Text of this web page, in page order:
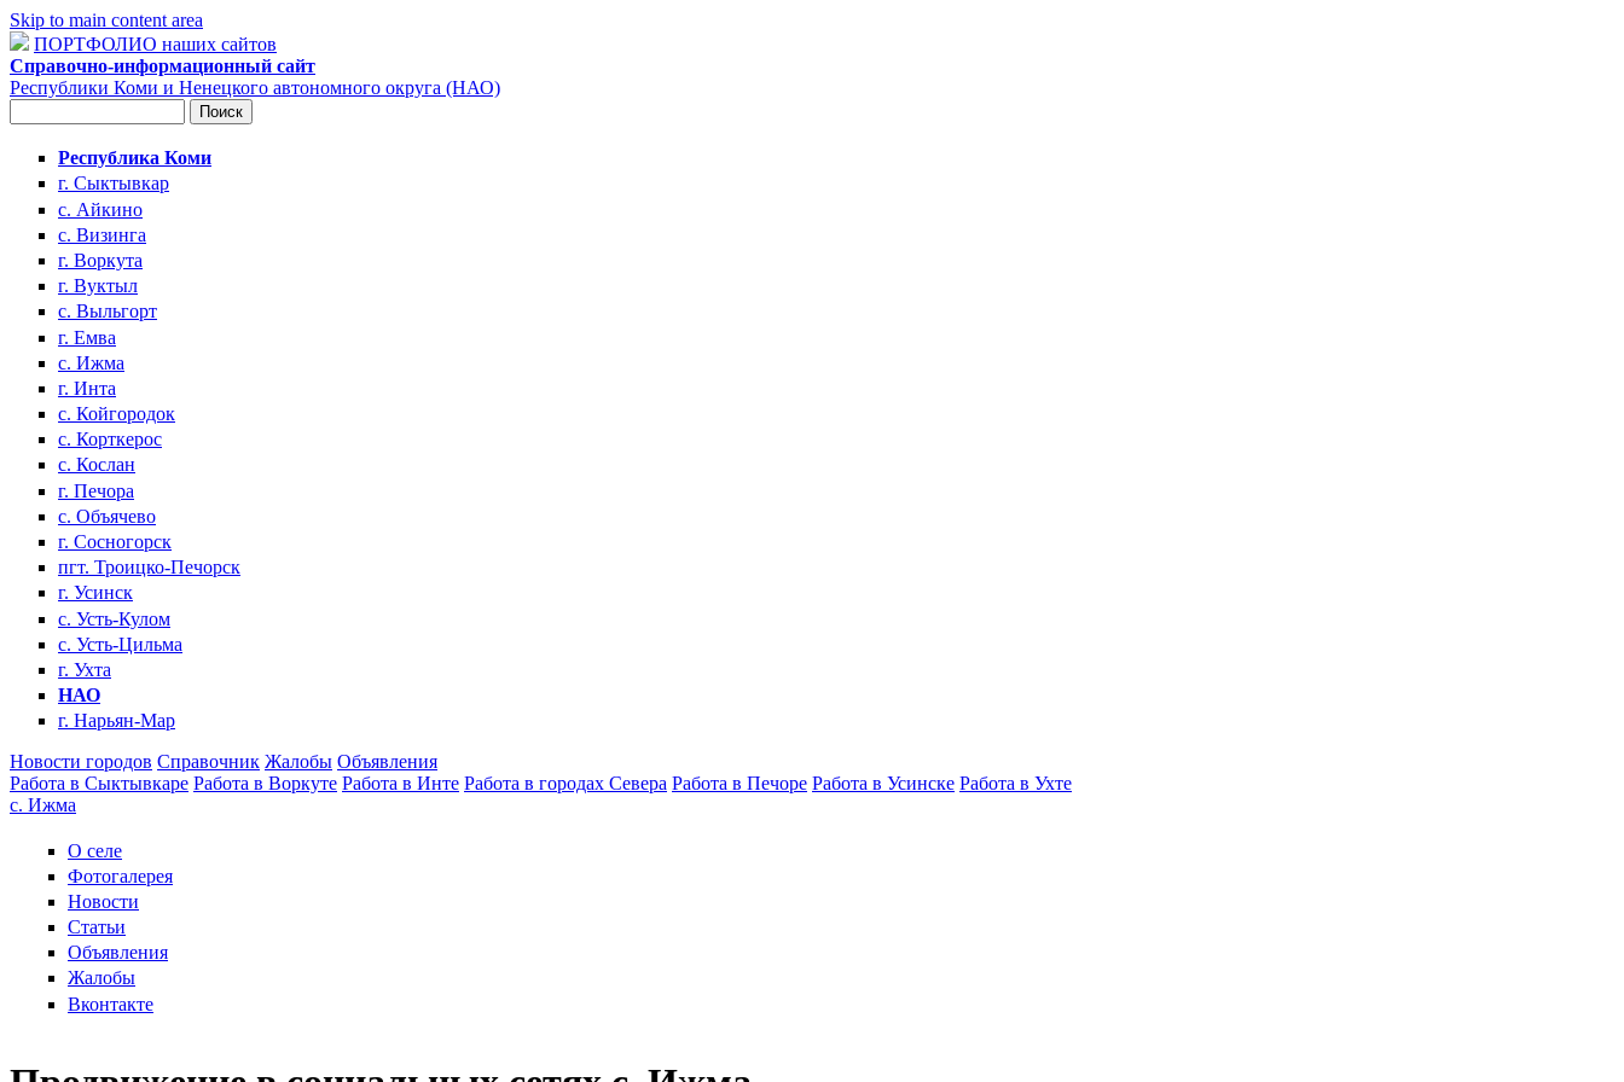
Skip to main content area
ПОРТФОЛИО наших сайтов
Справочно-информационный сайт
Республики Коми и Ненецкого автономного округа (НАО)
Республика Коми
г. Сыктывкар
с. Айкино
с. Визинга
г. Воркута
г. Вуктыл
с. Выльгорт
г. Емва
с. Ижма
г. Инта
с. Койгородок
с. Корткерос
с. Кослан
г. Печора
с. Объячево
г. Сосногорск
пгт. Троицко-Печорск
г. Усинск
с. Усть-Кулом
с. Усть-Цильма
г. Ухта
НАО
г. Нарьян-Мар
Новости городов Справочник Жалобы Объявления
Работа в Сыктывкаре Работа в Воркуте Работа в Инте Работа в городах Севера Работа в Печоре Работа в Усинске Работа в Ухте
с. Ижма
О селе
Фотогалерея
Новости
Статьи
Объявления
Жалобы
Вконтакте